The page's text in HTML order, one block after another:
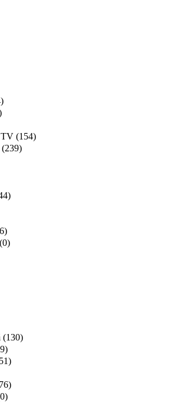
TV (154)
(239)
(0)
(130)